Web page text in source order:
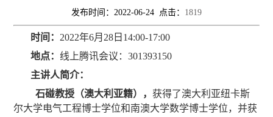
发布时间：2022-06-24 点击： 1819
时间： 2022年6月 28 日 14:00-17:00
地点：线上腾讯会议：301393150
主讲人简介：
石碰教授（澳大利亚籍） ，获得了澳大利亚纽卡斯
尔大学电气工程博士学位和南澳大学数学博士学位，并获